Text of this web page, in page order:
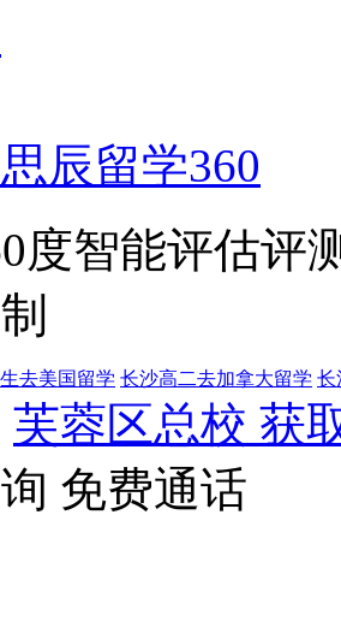
辰留学360
度智能评估评
去美国留学 长沙高二去加拿大留学 长
芙蓉区总校 获
免费通话